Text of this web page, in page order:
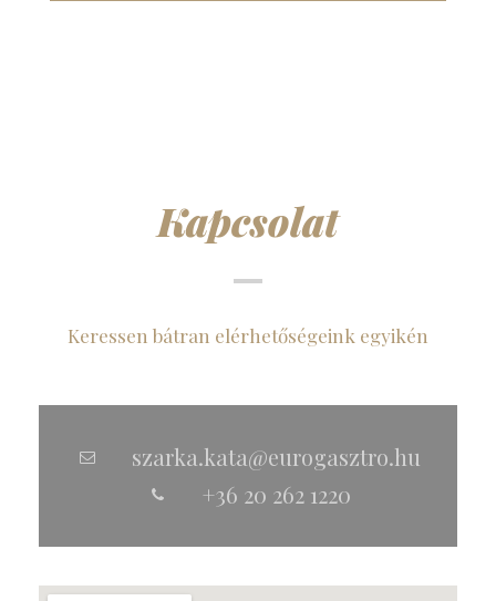
Kapcsolat
Keressen bátran elérhetőségeink egyikén
szarka.kata@eurogasztro.hu
+36 20 262 1220